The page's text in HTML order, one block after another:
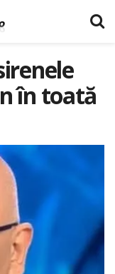
în toată